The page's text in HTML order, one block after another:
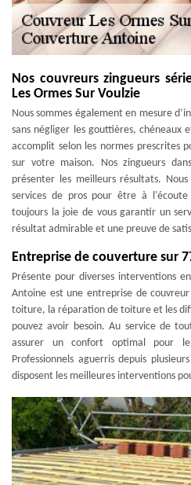
Nos couvreurs zingueurs
Les Ormes Sur Voulzie
Nous sommes également en mesure
sans négliger les gouttières, chéneaux
accomplit selon les normes prescrites
sur votre maison. Nos zingueurs
présenter les meilleurs résultats.
services de pros pour être à
toujours la joie de vous garantir un
résultat admirable et une preuve de
Entreprise de couverture sur
Présente pour diverses interventions
Antoine est une entreprise de
toiture, la réparation de toiture et les
pouvez avoir besoin. Au service de
assurer un confort optimal pour
Professionnels aguerris depuis
disposent les meilleures interventions